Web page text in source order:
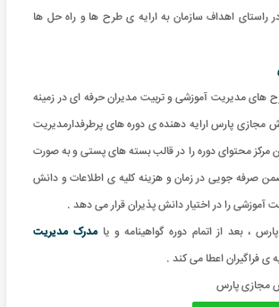
راستای اهداف سازمان به ارایه ی طرح ها و راه حل ها
های مدیریت آموزشی و تربیت مدیران حرفه ای در زمینه
مجازی پارس ارایه دهنده ی دوره های پرطرفدارمدیریت
مرکز محتوای دوره را در قالب بسته های پستی و به صورت
ضمن صرفه جویی در زمان و هزینه کلیه ی اطلاعات و دانش
آموزشی را در اختیار دانش پذیران قرار می دهد .
، بعد از اتمام دوره گواهینامه و یامدرک مدیریت
ی فراگیران اعطا می کند .
مجازی پارس